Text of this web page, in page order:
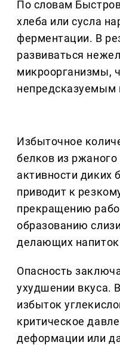
По словам
хлеба или сусла
ферментации. В
развиваться
микроорганизмы,
непредсказуемым
Избыточное
белков из ржаного
активности диких
приводит к
прекращению
образованию
делающих
Опасность
ухудшении вкуса.
избыток
критическое
деформации или